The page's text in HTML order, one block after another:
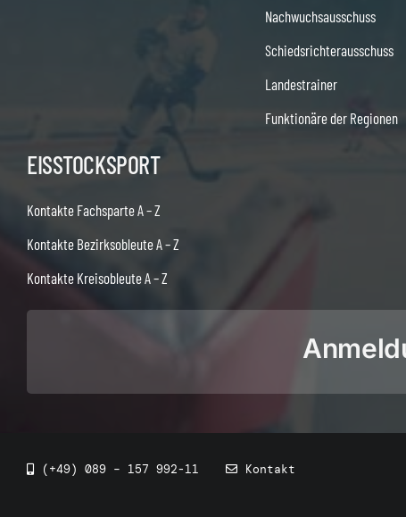
Nachwuchsausschuss
Schiedsrichterausschuss
Landestrainer
Funktionäre der Regionen
EISSTOCKSPORT
Kontakte Fachsparte A – Z
Kontakte Bezirksobleute A – Z
Kontakte Kreisobleute A – Z
(+49) 089 – 157 992-11 Kontakt